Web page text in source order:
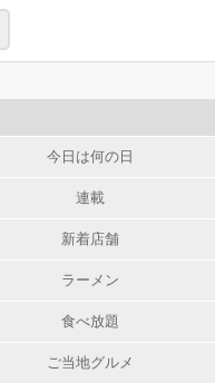
今日は何の日
連載
新着店舗
ラーメン
食べ放題
ご当地グルメ